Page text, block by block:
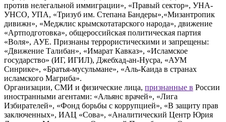
против нелегальной иммиграции», «Правый сектор», УНА-
УНСО, УПА, «Тризуб им. Степана Бандеры»,«Мизантропик
дивижн», «Меджлис крымскотатарского народа», движение
«Артподготовка», общероссийская политическая партия
«Воля», АУЕ. Признаны террористическими и запрещены:
«Движение Талибан», «Имарат Кавказ», «Исламское
государство» (ИГ, ИГИЛ), Джебхад-ан-Нусра, «АУМ
Синрике», «Братья-мусульмане», «Аль-Каида в странах
исламского Магриба».
Организации, СМИ и физические лица, признанные в России
иностранными агентами: «Альянс врачей», «Лига
Избирателей», «Фонд борьбы с коррупцией», «В защиту прав
заключенных», ИАЦ «Сова», «Аналитический Центр Юрия